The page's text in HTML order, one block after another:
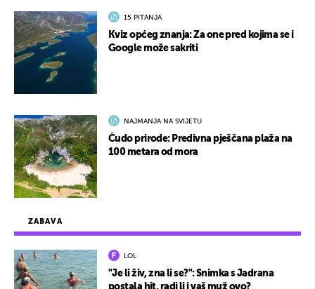
ZABAVA
LOL
"Je li živ, zna li se?": Snimka s Jadrana
postala hit, radi li i vaš muž ovo?
15 PITANJA
Kviz općeg znanja: Za one pred kojima se i
Google može sakriti
NAJMANJA NA SVIJETU
Čudo prirode: Predivna pješčana plaža na
100 metara od mora